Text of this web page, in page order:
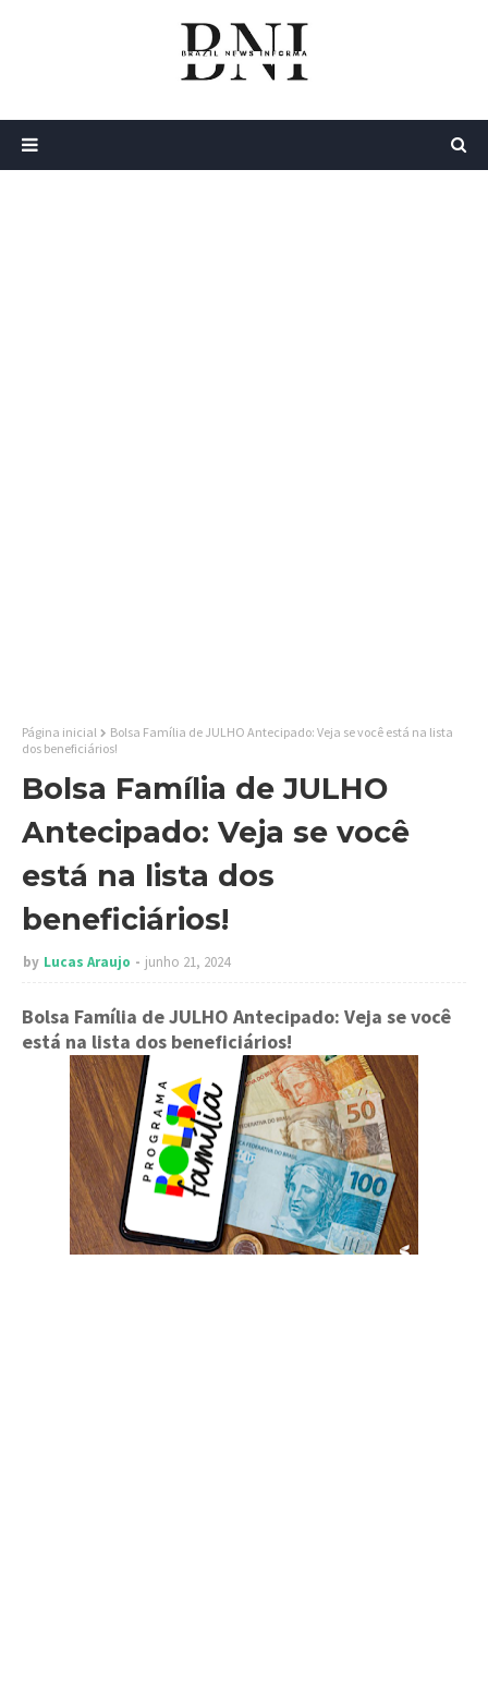
Página inicial
Bolsa Família de JULHO Antecipado: Veja se você está na lista
dos beneficiários!
Bolsa Família de JULHO
Antecipado: Veja se você
está na lista dos
beneficiários!
by Lucas Araujo junho 21, 2024
Bolsa Família de JULHO Antecipado: Veja se você
está na lista dos beneficiários!